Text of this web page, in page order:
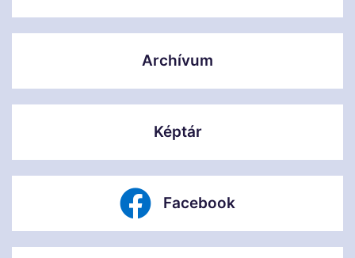
Archívum
Képtár
Facebook